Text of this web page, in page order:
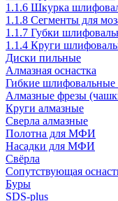
1.1.6 Шкурка
1.1.8 Сегменты для
1.1.7 Губки
1.1.4 Круги
Диски пильные
Алмазная оснастка
Гибкие шлифовальные
Алмазные фрезы
Круги алмазные
Сверла алмазные
Полотна для МФИ
Насадки для МФИ
Свёрла
Сопутствующая
Буры
SDS-plus